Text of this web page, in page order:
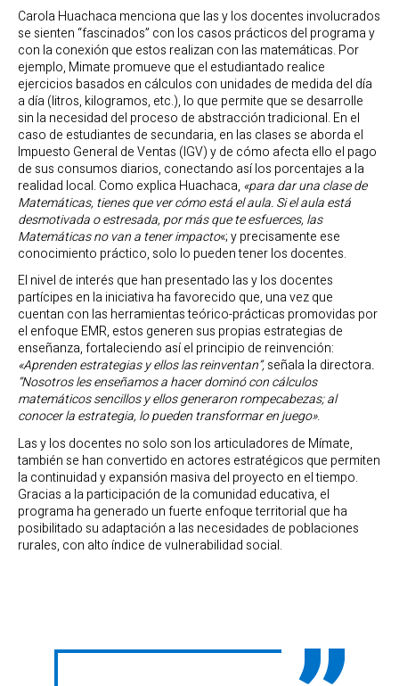
Carola Huachaca menciona que las y los docentes involucrados
se sienten “fascinados” con los casos prácticos del programa y
con la conexión que estos realizan con las matemáticas. Por
ejemplo, Mimate promueve que el estudiantado realice
ejercicios basados en cálculos con unidades de medida del día
a día (litros, kilogramos, etc.), lo que permite que se desarrolle
sin la necesidad del proceso de abstracción tradicional. En el
caso de estudiantes de secundaria, en las clases se aborda el
Impuesto General de Ventas (IGV) y de cómo afecta ello el pago
de sus consumos diarios, conectando así los porcentajes a la
realidad local. Como explica Huachaca, «para dar una clase de
Matemáticas, tienes que ver cómo está el aula. Si el aula está
desmotivada o estresada, por más que te esfuerces, las
Matemáticas no van a tener impacto«; y precisamente ese
conocimiento práctico, solo lo pueden tener los docentes.
El nivel de interés que han presentado las y los docentes
partícipes en la iniciativa ha favorecido que, una vez que
cuentan con las herramientas teórico-prácticas promovidas por
el enfoque EMR, estos generen sus propias estrategias de
enseñanza, fortaleciendo así el principio de reinvención:
«Aprenden estrategias y ellos las reinventan”,señala la directora.
“Nosotros les enseñamos a hacer dominó con cálculos
matemáticos sencillos y ellos generaron rompecabezas; al
conocer la estrategia, lo pueden transformar en juego».
Las y los docentes no solo son los articuladores de Mímate,
también se han convertido en actores estratégicos que permiten
la continuidad y expansión masiva del proyecto en el tiempo.
Gracias a la participación de la comunidad educativa, el
programa ha generado un fuerte enfoque territorial que ha
posibilitado su adaptación a las necesidades de poblaciones
rurales, con alto índice de vulnerabilidad social.